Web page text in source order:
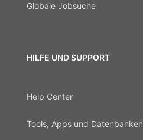
Globale Jobsuche
HILFE UND SUPPORT
Help Center
Tools, Apps und Datenbanken